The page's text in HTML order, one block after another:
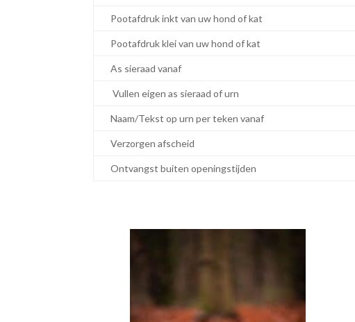
Pootafdruk inkt van uw hond of kat
Pootafdruk klei van uw hond of kat
As sieraad vanaf
Vullen eigen as sieraad of urn
Naam/Tekst op urn per teken vanaf
Verzorgen afscheid
Ontvangst buiten openingstijden